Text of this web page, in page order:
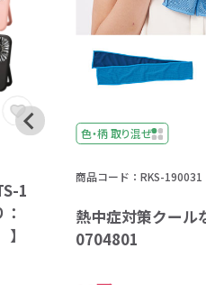
1
色・柄 取り混ぜ
商品コード：RKS-190031
熱中症対策クー
0704801